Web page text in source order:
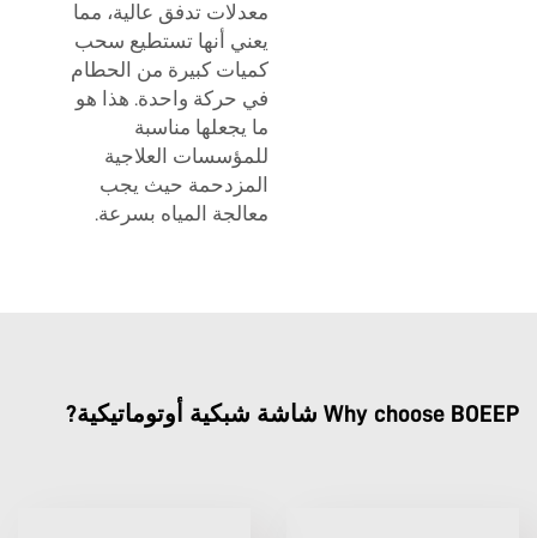
معدلات تدفق عالية، مما
يعني أنها تستطيع سحب
كميات كبيرة من الحطام
في حركة واحدة. هذا هو
ما يجعلها مناسبة
للمؤسسات العلاجية
المزدحمة حيث يجب
معالجة المياه بسرعة.
Why choose BOEEP شاشة شبكية أوتوماتيكية?